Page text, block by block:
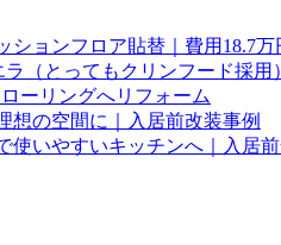
ションフロア貼替｜費用18.7万
（とってもクリンフード採用
ーリングへリフォーム
想の空間に｜入居前改装事例
使いやすいキッチンへ｜入居